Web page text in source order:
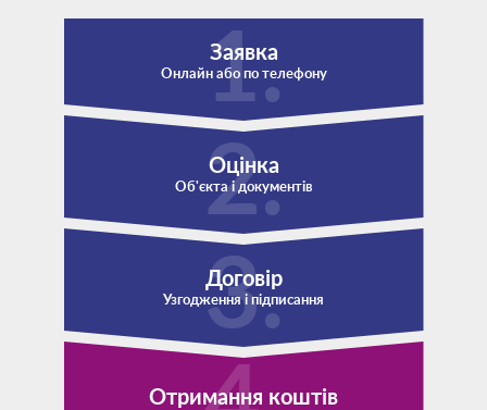
Заявка
Онлайн або по телефону
Оцінка
Об'єкта і документів
Договір
Узгодження і підписання
Отримання коштів